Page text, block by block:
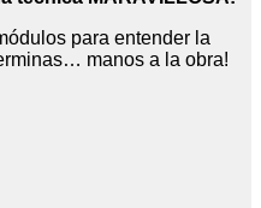
para entender la
manos a la obra!